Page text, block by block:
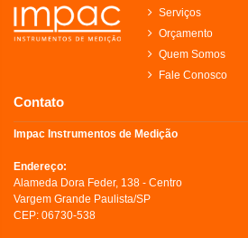
Serviços
Orçamento
Quem Somos
Fale Conosco
Contato
Impac Instrumentos de Medição
Endereço:
Alameda Dora Feder, 138 - Centro
Vargem Grande Paulista/SP
CEP: 06730-538